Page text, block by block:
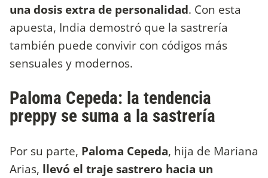
una dosis extra de personalidad. Con esta
apuesta, India demostró que la sastrería
también puede convivir con códigos más
sensuales y modernos.
Paloma Cepeda: la tendencia
preppy se suma a la sastrería
Por su parte, Paloma Cepeda, hija de Mariana
Arias, llevó el traje sastrero hacia un